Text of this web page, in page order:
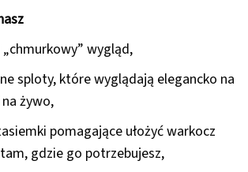
wygląd,
sploty, które wyglądają elegancko na
żywo,
pomagające ułożyć warkocz
gdzie go potrzebujesz,